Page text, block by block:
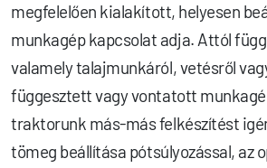
megfelelően kialakított, helyesen
munkagép kapcsolat adja. Attól
valamely talajmunkáról, vetésről
függesztett vagy vontatott
traktorunk más-más felkészítést
tömeg beállítása pótsúlyozással, az